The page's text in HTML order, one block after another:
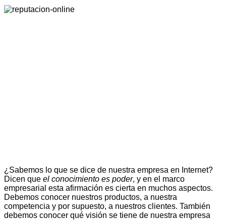
¿Sabemos lo que se dice de nuestra empresa en Internet?
Dicen que el conocimiento es poder, y en el marco
empresarial esta afirmación es cierta en muchos aspectos.
Debemos conocer nuestros productos, a nuestra
competencia y por supuesto, a nuestros clientes. También
debemos conocer qué visión se tiene de nuestra empresa